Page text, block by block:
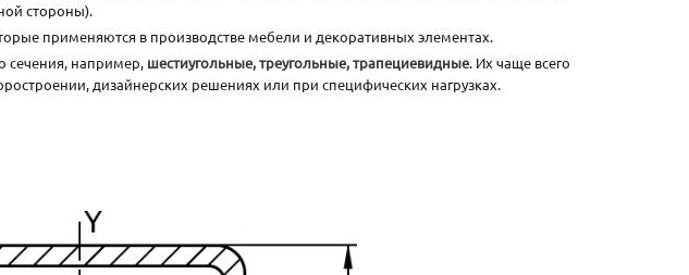
стороны).
применяются в производстве мебели и декоративных элементах.
сечения, например, шестиугольные, треугольные, трапециевидные. Их чаще всего
дизайнерских решениях или при специфических нагрузках.